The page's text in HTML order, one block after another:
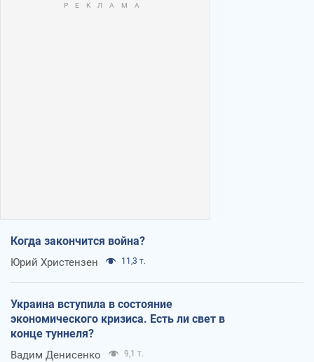
Когда закончится война?
Юрий Христензен 11,3 т.
Украина вступила в состояние
экономического кризиса. Есть ли свет в
конце туннеля?
Вадим Денисенко 9,1 т.